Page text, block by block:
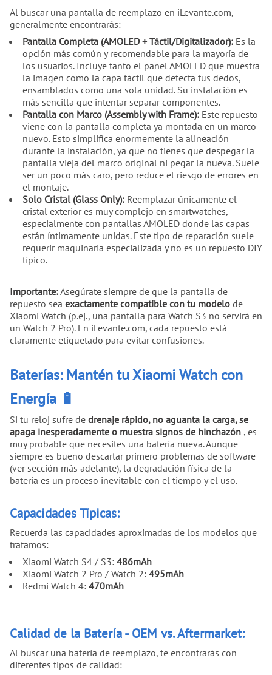
Al buscar una pantalla de reemplazo en iLevante.com,
generalmente encontrarás:
Pantalla Completa (AMOLED + Táctil/Digitalizador):Es la
opción más común y recomendable para la mayoría de
los usuarios. Incluye tanto el panel AMOLED que muestra
la imagen como la capa táctil que detecta tus dedos,
ensamblados como una sola unidad. Su instalación es
más sencilla que intentar separar componentes.
Pantalla con Marco (Assembly with Frame):Este repuesto
viene con la pantalla completa ya montada en un marco
nuevo. Esto simplifica enormemente la alineación
durante la instalación, ya que no tienes que despegar la
pantalla vieja del marco original ni pegar la nueva. Suele
ser un poco más caro, pero reduce el riesgo de errores en
el montaje.
Solo Cristal (Glass Only):Reemplazar únicamente el
cristal exterior es muy complejo en smartwatches,
especialmente con pantallas AMOLED donde las capas
están íntimamente unidas. Este tipo de reparación suele
requerir maquinaria especializada y no es un repuesto DIY
típico.
Importante:Asegúrate siempre de que la pantalla de
repuesto sea exactamente compatible con tu modelo de
Xiaomi Watch (p.ej., una pantalla para Watch S3 no servirá en
un Watch 2 Pro). En iLevante.com, cada repuesto está
claramente etiquetado para evitar confusiones.
Baterías: Mantén tu Xiaomi Watch con
Energía 🔋
Si tu reloj sufre de drenaje rápido, no aguanta la carga, se
apaga inesperadamente o muestra signos de hinchazón , es
muy probable que necesites una batería nueva. Aunque
siempre es bueno descartar primero problemas de software
(ver sección más adelante), la degradación física de la
batería es un proceso inevitable con el tiempo y el uso.
Capacidades Típicas:
Recuerda las capacidades aproximadas de los modelos que
tratamos:
Xiaomi Watch S4 / S3: 486mAh
Xiaomi Watch 2 Pro / Watch 2: 495mAh
Redmi Watch 4: 470mAh
Calidad de la Batería - OEM vs. Aftermarket:
Al buscar una batería de reemplazo, te encontrarás con
diferentes tipos de calidad: